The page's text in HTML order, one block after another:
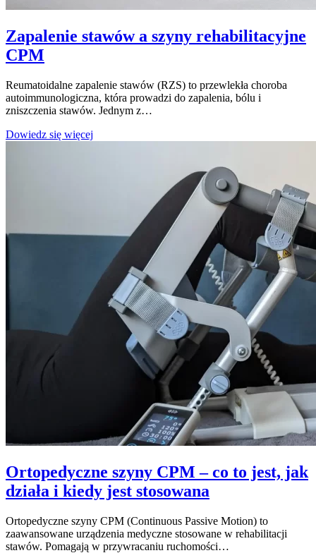
Zapalenie stawów a szyny rehabilitacyjne
CPM
Reumatoidalne zapalenie stawów (RZS) to przewlekła choroba
autoimmunologiczna, która prowadzi do zapalenia, bólu i
zniszczenia stawów. Jednym z…
Dowiedz się więcej
Ortopedyczne szyny CPM – co to jest, jak
działa i kiedy jest stosowana
Ortopedyczne szyny CPM (Continuous Passive Motion) to
zaawansowane urządzenia medyczne stosowane w rehabilitacji
stawów. Pomagają w przywracaniu ruchomości…